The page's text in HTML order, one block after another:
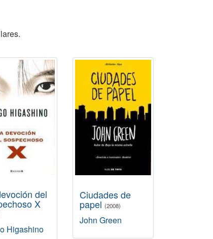
del
X
Higashino
Ciudades de
papel (2008)
John Green